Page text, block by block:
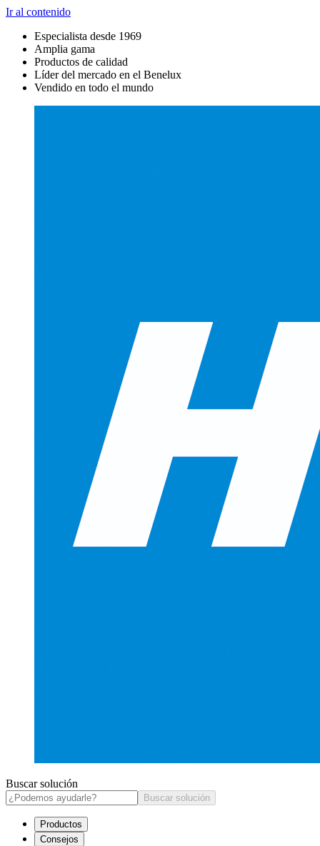
Ir al contenido
Especialista desde 1969
Amplia gama
Productos de calidad
Líder del mercado en el Benelux
Vendido en todo el mundo
Buscar solución
Buscar solución
Productos
Consejos